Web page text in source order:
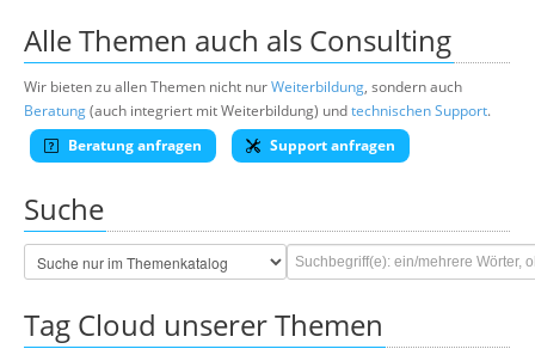
Alle Themen auch als Consulting
Wir bieten zu allen Themen nicht nurWeiterbildung, sondern auch
Beratung(auch integriert mit Weiterbildung) undtechnischen Support.
Beratung anfragen
Support anfragen
Suche
Tag Cloud unserer Themen